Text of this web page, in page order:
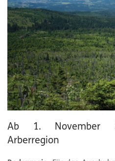
Ab 1. November
Arberregion